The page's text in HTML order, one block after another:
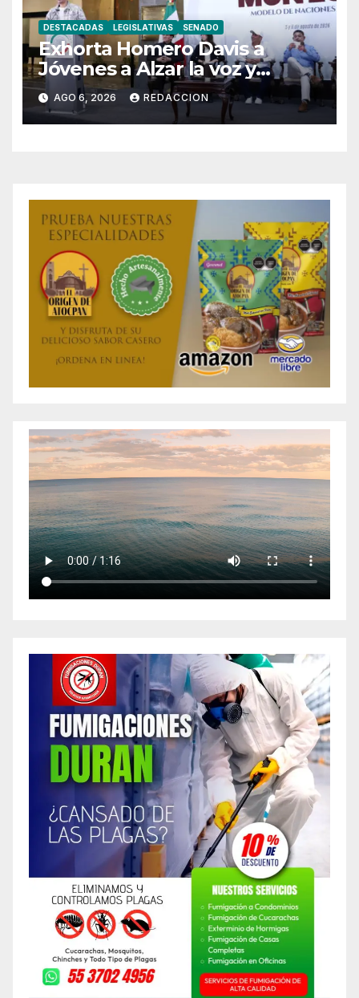
DESTACADAS LEGISLATIVAS SENADO
Exhorta Homero Davis a
Jóvenes a Alzar la voz y
Participar en México
AGO 6, 2026 REDACCION